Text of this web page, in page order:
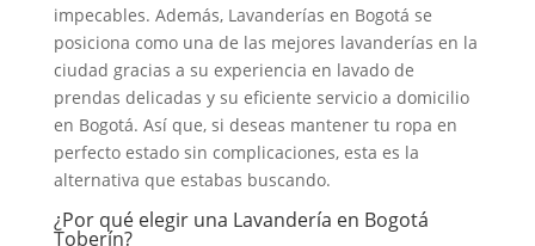
impecables. Además, Lavanderías en Bogotá se
posiciona como una de las mejores lavanderías en la
ciudad gracias a su experiencia en lavado de
prendas delicadas y su eficiente servicio a domicilio
en Bogotá. Así que, si deseas mantener tu ropa en
perfecto estado sin complicaciones, esta es la
alternativa que estabas buscando.
¿Por qué elegir una Lavandería en Bogotá
Toberín?